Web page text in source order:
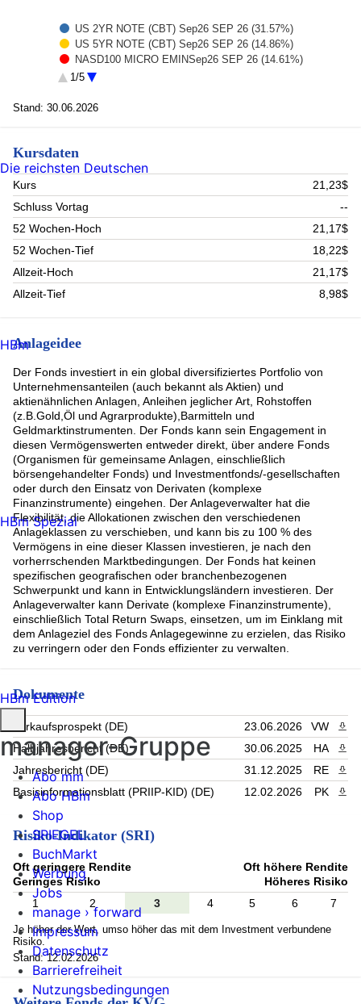
US 2YR NOTE (CBT) Sep26 SEP 26 (31.57%)
US 5YR NOTE (CBT) Sep26 SEP 26 (14.86%)
NASD100 MICRO EMINSep26 SEP 26 (14.61%)
Invesco Sandp 500 Ucits Etf (9.88%)
SEGREGATED CASH (6.77%)
MICRO EMIN RUS2000Sep26 SEP 26 (5.47%)
BASF SE 0% 07/10/2026 (4.78%)
1/5
Stand: 30.06.2026
Kursdaten
Kurs
21,23$
Schluss Vortag
--
52 Wochen-Hoch
21,17$
52 Wochen-Tief
18,22$
Allzeit-Hoch
21,17$
Allzeit-Tief
8,98$
Anlageidee
Der Fonds investiert in ein global diversifiziertes Portfolio von
Unternehmensanteilen (auch bekannt als Aktien) und
aktienähnlichen Anlagen, Anleihen jeglicher Art, Rohstoffen
(z.B.Gold,Öl und Agrarprodukte),Barmitteln und
Geldmarktinstrumenten. Der Fonds kann sein Engagement in
diesen Vermögenswerten entweder direkt, über andere Fonds
(Organismen für gemeinsame Anlagen, einschließlich
börsengehandelter Fonds) und Investmentfonds/-gesellschaften
oder durch den Einsatz von Derivaten (komplexe
Finanzinstrumente) eingehen. Der Anlageverwalter hat die
Flexibilität, die Allokationen zwischen den verschiedenen
Anlageklassen zu verschieben, und kann bis zu 100 % des
Vermögens in eine dieser Klassen investieren, je nach den
vorherrschenden Marktbedingungen. Der Fonds hat keinen
spezifischen geografischen oder branchenbezogenen
Schwerpunkt und kann in Entwicklungsländern investieren. Der
Anlageverwalter kann Derivate (komplexe Finanzinstrumente),
einschließlich Total Return Swaps, einsetzen, um im Einklang mit
dem Anlageziel des Fonds Anlagegewinne zu erzielen, das Risiko
zu verringern oder den Fonds effizienter zu verwalten.
Dokumente
Verkaufsprospekt (DE) 23.06.2026 VW
Halbjahresbericht (DE)
30.06.2025 HA
Jahresbericht (DE)
31.12.2025 RE
Basisinformationsblatt (PRIIP-KID) (DE)
12.02.2026 PK
Risiko-Indikator (SRI)
Oft geringere Rendite
Geringes Risiko
Oft höhere Rendite
Höheres Risiko
1
2 3 4 5 6 7
Je höher der Wert, umso höher das mit dem Investment verbundene
Risiko.
Stand: 12.02.2026
Die reichsten Deutschen
HBm
HBm Spezial
HBm Edition
manager-Gruppe
Abo mm
Abo HBm
Shop
SPIEGEL
BuchMarkt
Werbung
Jobs
manage › forward
Impressum
Datenschutz
Barrierefreiheit
Nutzungsbedingungen